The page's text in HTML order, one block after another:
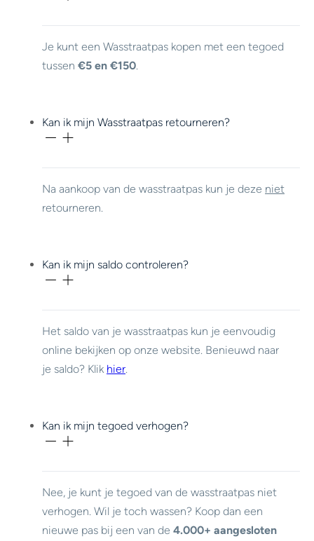
Je kunt een Wasstraatpas kopen met een tegoed
tussen €5 en €150
Kan ik mijn Wasstraatpas retourneren?
Na aankoop van de wasstraatpas kun je deze niet
retourneren.
Kan ik mijn saldo controleren?
Het saldo van je wasstraatpas kun je eenvoudig
online bekijken op onze website. Benieuwd naar
je saldo? Klik hier
Kan ik mijn tegoed verhogen?
Nee, je kunt je tegoed van de wasstraatpas niet
verhogen. Wil je toch wassen? Koop dan een
nieuwe pas bij een van de 4.000+ aangesloten